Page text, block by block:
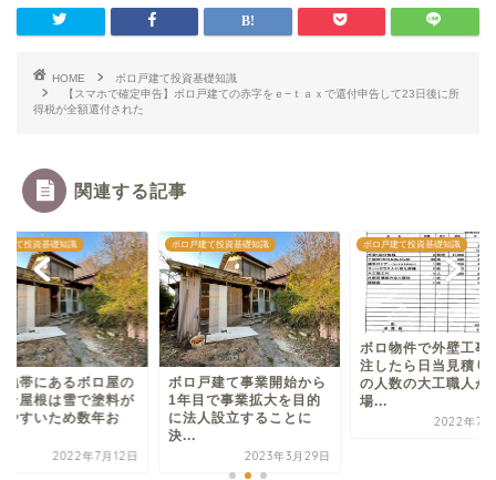
HOME
ボロ戸建て投資基礎知識
【スマホで確定申告】ボロ戸建ての赤字をｅ−ｔａｘで還付申告して23日後に所
得税が全額還付された
関連する記事
建て投資基礎知識
地帯にあるボロ屋の
ン屋根は雪で塗料が
やすいため数年お
2022年7月12日
ボロ戸建て投資基礎知識
ボロ戸建て事業開始から
1年目で事業拡大を目的
に法人設立することに
決...
2023年3月29日
ボロ戸建て投資基礎知識
ボロ物件で外壁工事
注したら日当見積り
の人数の大工職人が
場...
2022年7